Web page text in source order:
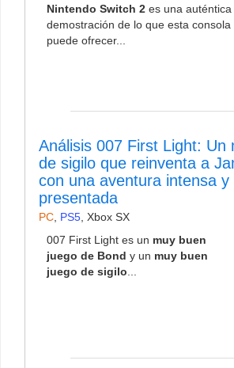
Nintendo Switch 2 es una auténtica
demostración de lo que esta consola
puede ofrecer...
Análisis 007 First Light: Un
de sigilo que reinventa a
con una aventura intensa y
presentada
PC PS5 Xbox SX
007 First Light es un muy buen
juego de Bond y un muy buen
juego de sigilo